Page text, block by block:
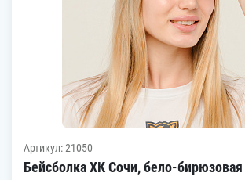
Артикул: 21050
Бейсболка ХК Сочи, бело-бирюзовая